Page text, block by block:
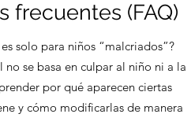
frecuentes (FAQ)
solo para niños “malcriados”?
se basa en culpar al niño ni a la
por qué aparecen ciertas
y cómo modificarlas de manera